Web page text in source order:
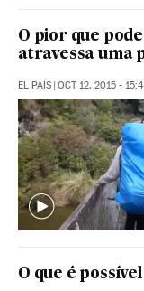
O pior que
atravessa uma
EL PAÍS | OCT 12, 2015 -
O que é